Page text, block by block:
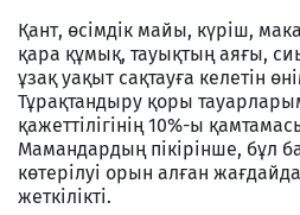
Қант, өсімдік майы, күріш,
қара құмық, тауықтың аяғы,
ұзақ уақыт сақтауға келетін
Тұрақтандыру қоры
қажеттілігінің 10%-ы
Мамандардың пікірінше, бұл
көтерілуі орын алған
жеткілікті.